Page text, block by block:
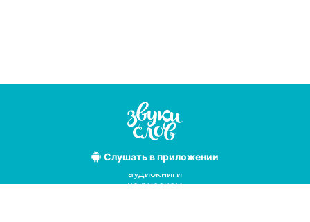
Слушатьв приложении
Лучшие
аудиокниги
на русском